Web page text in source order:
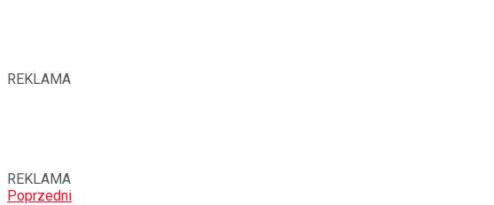
REKLAMA
REKLAMA
Poprzedni